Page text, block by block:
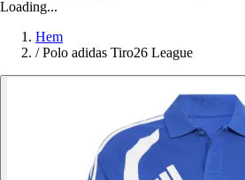
Loading...
Hem
/ Polo adidas Tiro26 League